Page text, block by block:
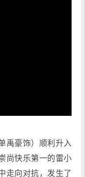
禹豪饰）顺利升入
尚快乐第一的雷小
走向对抗，发生了